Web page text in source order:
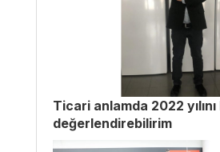
Ticari anlamda 2022 yılını
değerlendirebilirim